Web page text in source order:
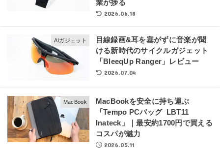
業が捗る
2026.06.18
AIガジェット
目線録画&耳を塞がずに音楽が聞
ける新時代のサイクルガジェット
「BleeqUp Ranger」レビュー
2026.07.04
MacBook
MacBookを安全に持ち運ぶ
「Tempo PCバッグ LBT11
Inateck」｜最安約1700円で買える
コスパが魅力
2026.05.11